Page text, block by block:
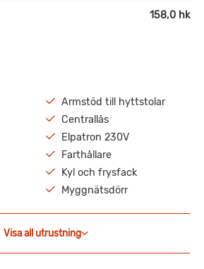
158,0 hk
Armstöd till hyttstolar
Centrallås
Elpatron 230V
Farthållare
Kyl och frysfack
Myggnätsdörr
Visa all utrustning